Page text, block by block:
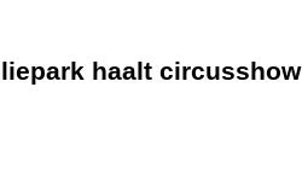
haalt circusshow